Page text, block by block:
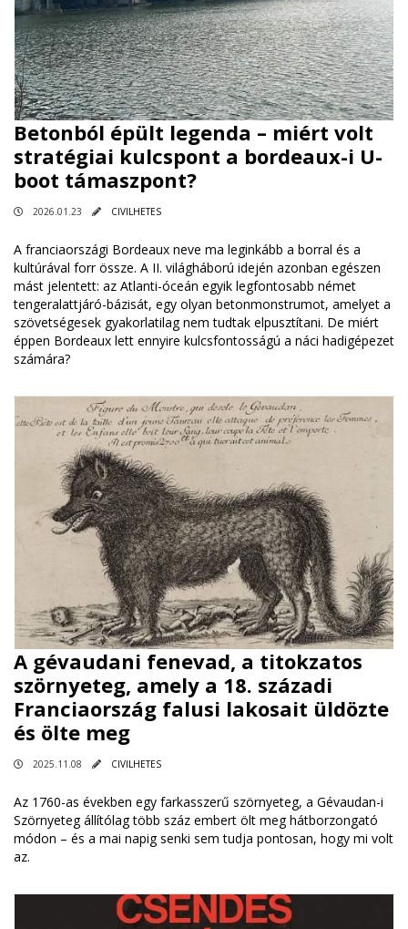
Betonból épült legenda – miért volt
stratégiai kulcspont a bordeaux-i U-
boot támaszpont?
2026.01.23 CIVILHETES
A franciaországi Bordeaux neve ma leginkább a borral és a
kultúrával forr össze. A II. világháború idején azonban egészen
mást jelentett: az Atlanti-óceán egyik legfontosabb német
tengeralattjáró-bázisát, egy olyan betonmonstrumot, amelyet a
szövetségesek gyakorlatilag nem tudtak elpusztítani. De miért
éppen Bordeaux lett ennyire kulcsfontosságú a náci hadigépezet
számára?
A gévaudani fenevad, a titokzatos
szörnyeteg, amely a 18. századi
Franciaország falusi lakosait üldözte
és ölte meg
2025.11.08 CIVILHETES
Az 1760-as években egy farkasszerű szörnyeteg, a Gévaudan-i
Szörnyeteg állítólag több száz embert ölt meg hátborzongató
módon – és a mai napig senki sem tudja pontosan, hogy mi volt
az.